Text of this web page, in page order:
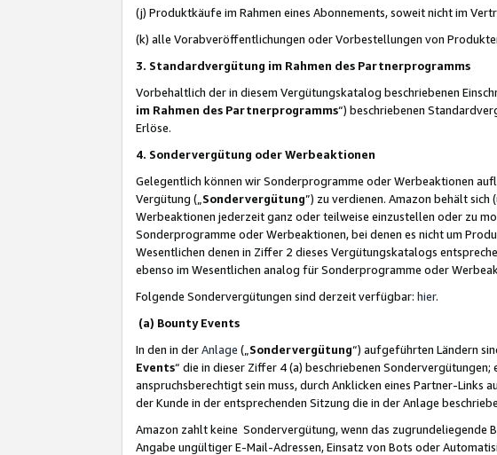
(j) Produktkäufe im Rahmen eines Abonnements, soweit nicht im
(k) alle Vorabveröffentlichungen oder Vorbestellungen von
3. Standardvergütung im Rahmen des Partnerprogramms
Vorbehaltlich der in diesem Vergütungskatalog beschriebenen
im Rahmen des Partnerprogramms“) beschriebenen
Erlöse.
4. Sondervergütung oder Werbeaktionen
Gelegentlich können wir Sonderprogramme oder Werbeaktionen
Vergütung („ Sondervergütung”) zu verdienen. Amazon behält
Werbeaktionen jederzeit ganz oder teilweise einzustellen oder zu
Sonderprogramme oder Werbeaktionen, bei denen es nicht um
Wesentlichen denen in Ziffer 2 dieses Vergütungskatalogs
ebenso im Wesentlichen analog für Sonderprogramme oder
Folgende Sondervergütungen sind derzeit verfügbar: hier.
(a) Bounty Events
In den in derAnlage („ Sondervergütung“) aufgeführten Ländern
Events“ die in dieser Ziffer 4 (a) beschriebenen
anspruchsberechtigt sein muss, durch Anklicken eines Partner-
der Kunde in der entsprechenden Sitzung die in der Anlage
Amazon zahlt keine Sondervergütung, wenn das zugrundeliegende
Angabe ungültiger E-Mail-Adressen, Einsatz von Bots oder